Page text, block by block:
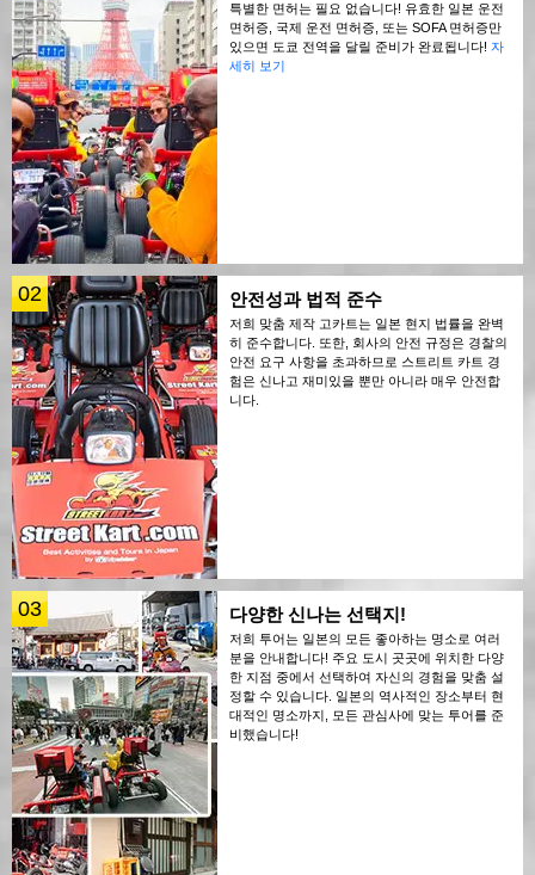
특별한 면허는 필요 없습니다! 유효한 일본 운전
면허증, 국제 운전 면허증, 또는 SOFA 면허증만
있으면 도쿄 전역을 달릴 준비가 완료됩니다! 자
세히 보기
02 안전성과 법적 준수
저희 맞춤 제작 고카트는 일본 현지 법률을 완벽
히 준수합니다. 또한, 회사의 안전 규정은 경찰의
안전 요구 사항을 초과하므로 스트리트 카트 경
험은 신나고 재미있을 뿐만 아니라 매우 안전합
니다.
03 다양한 신나는 선택지!
저희 투어는 일본의 모든 좋아하는 명소로 여러
분을 안내합니다! 주요 도시 곳곳에 위치한 다양
한 지점 중에서 선택하여 자신의 경험을 맞춤 설
정할 수 있습니다. 일본의 역사적인 장소부터 현
대적인 명소까지, 모든 관심사에 맞는 투어를 준
비했습니다!